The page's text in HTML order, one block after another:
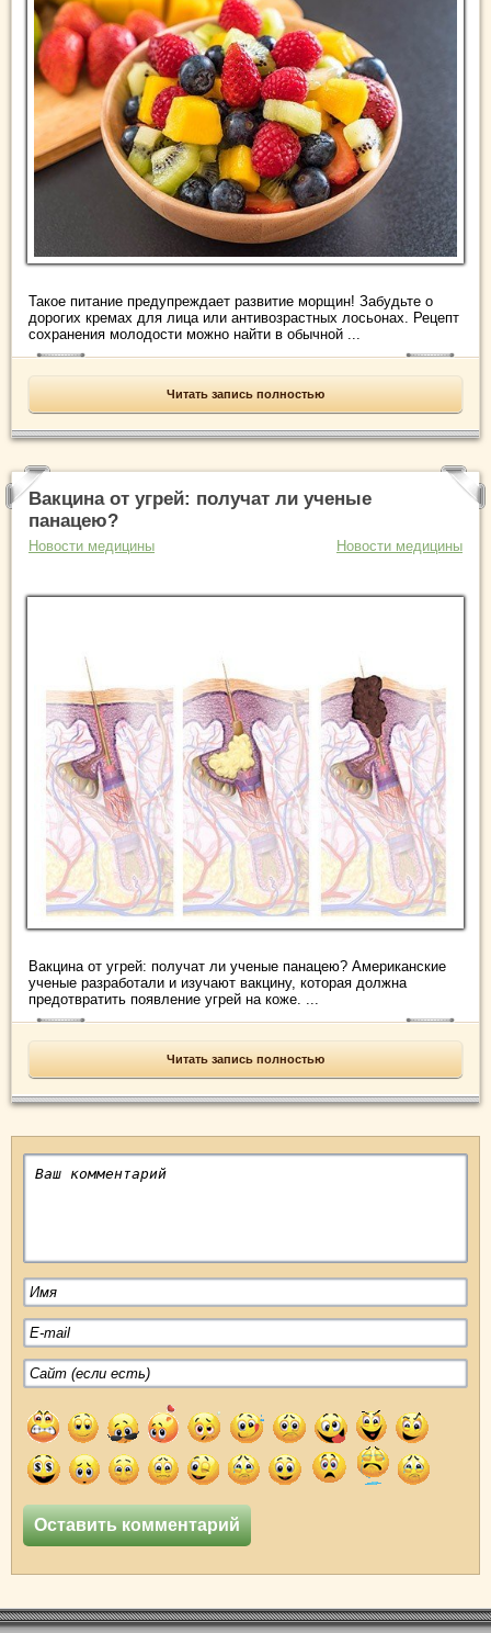
Такое питание предупреждает развитие морщин! Забудьте о
дорогих кремах для лица или антивозрастных лосьонах. Рецепт
сохранения молодости можно найти в обычной ...
Читать запись полностью
Вакцина от угрей: получат ли ученые
панацею?
Новости медицины Новости медицины
Вакцина от угрей: получат ли ученые панацею? Американские
ученые разработали и изучают вакцину, которая должна
предотвратить появление угрей на коже. ...
Читать запись полностью